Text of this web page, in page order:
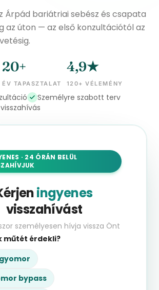
Árpád bariátriai sebész és csapata
az úton — az első konzultációtól az
ÉV TAPASZTALAT
20+
120+ VÉLEMÉNY
4,9★
Személyre szabott terv
· 24 ÓRÁN BELÜL
ingyenes
visszahívást
személyesen hívja vissza Önt
műtét érdekli?
bypass